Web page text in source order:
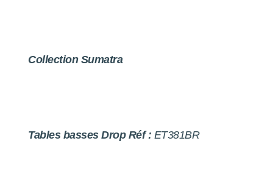
Collection Sumatra
Tables basses Drop Réf : ET381BR